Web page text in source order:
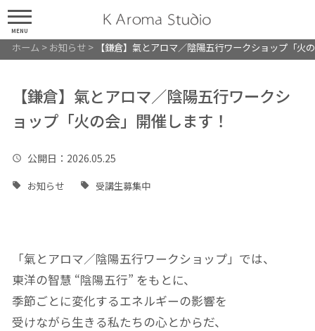
MENU
ホーム > お知らせ> 【鎌倉】氣とアロマ／陰陽五行ワークショップ「火
【鎌倉】氣とアロマ／陰陽五行ワークシ
ョップ「火の会」開催します！
公開日 ：2026.05.25
お知らせ 受講生募集中
「氣とアロマ／陰陽五行ワークショップ」では、
東洋の智慧 “陰陽五行” をもとに、
季節ごとに変化するエネルギーの影響を
受けながら生きる私たちの心とからだ、